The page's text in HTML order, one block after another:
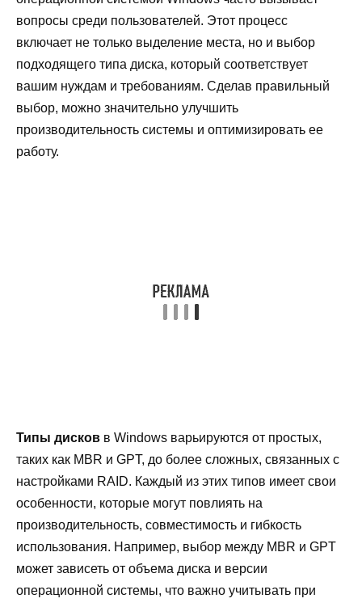
вопросы среди пользователей. Этот процесс
включает не только выделение места, но и выбор
подходящего типа диска, который соответствует
вашим нуждам и требованиям. Сделав правильный
выбор, можно значительно улучшить
производительность системы и оптимизировать ее
работу.
Типы дисков в Windows варьируются от простых,
таких как MBR и GPT, до более сложных, связанных с
настройками RAID. Каждый из этих типов имеет свои
особенности, которые могут повлиять на
производительность, совместимость и гибкость
использования. Например, выбор между MBR и GPT
может зависеть от объема диска и версии
операционной системы, что важно учитывать при